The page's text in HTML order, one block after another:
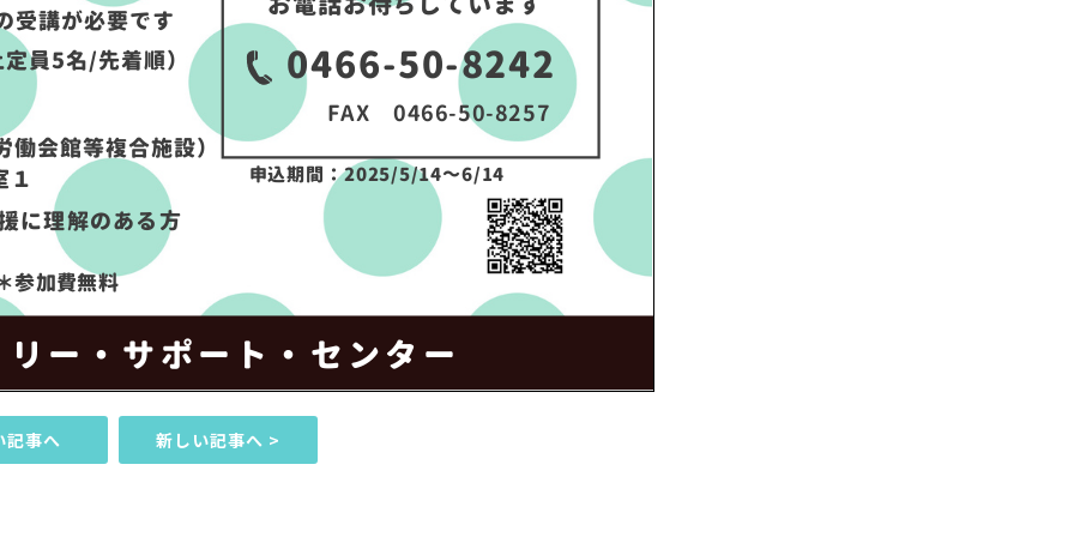
記事へ 新しい記事へ >